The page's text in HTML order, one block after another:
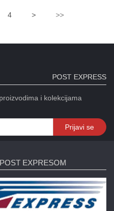
4 > >>
POST EXPRESS
i kolekcijama
Prijavi se
EXPRESOM